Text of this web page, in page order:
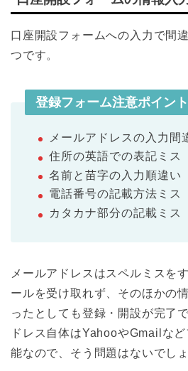
口座開設フォームへの入力で間
つです。
登録フォーム注意ポイント
メールアドレスの入力間
住所の英語での表記ミス
名前と苗字の入力順違い
電話番号の記載方法ミス
カタカナ部分の記載ミス
メールアドレスはスペルミスを
ールを受け取れず、そのほかの
ったとしても登録・開設が完了
ドレス自体はYahooやGmailな
能なので、そう問題はないでしょ